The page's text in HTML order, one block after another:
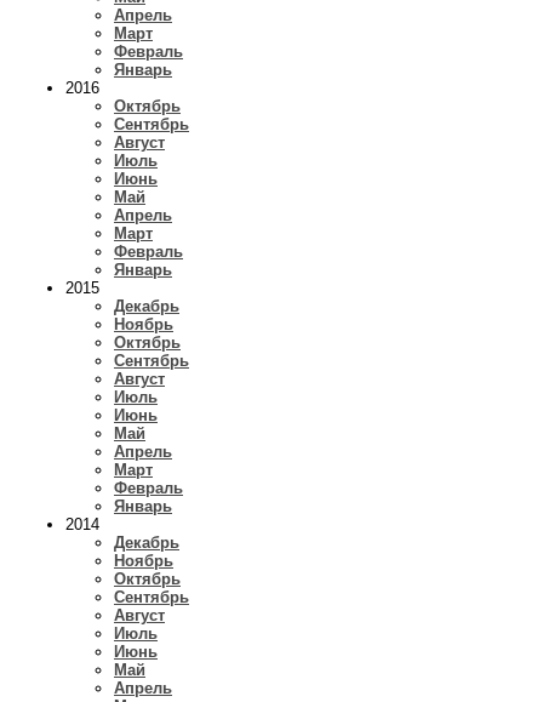
Апрель
Март
Февраль
Январь
2016
Октябрь
Сентябрь
Август
Июль
Июнь
Май
Апрель
Март
Февраль
Январь
2015
Декабрь
Ноябрь
Октябрь
Сентябрь
Август
Июль
Июнь
Май
Апрель
Март
Февраль
Январь
2014
Декабрь
Ноябрь
Октябрь
Сентябрь
Август
Июль
Июнь
Май
Апрель